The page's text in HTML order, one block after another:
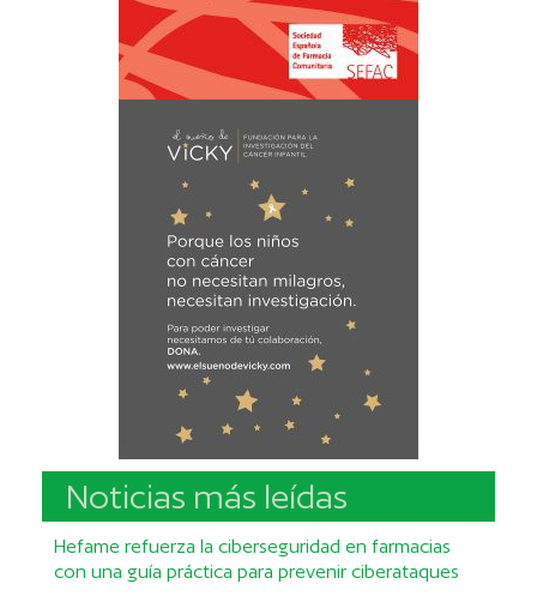
Noticias más leídas
Hefame refuerza la ciberseguridad en farmacias
con una guía práctica para prevenir ciberataques